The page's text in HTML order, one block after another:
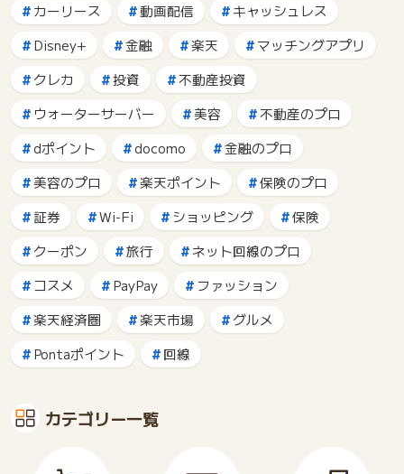
カーリース
動画配信
キャッシュレス
Disney+
金融 楽天
マッチングアプリ
クレカ
投資
不動産投資
ウォーターサーバー
美容
不動産のプロ
dポイント
docomo
金融のプロ
美容のプロ
楽天ポイント
保険のプロ
証券
Wi-Fi ショッピング
保険
クーポン
旅行
ネット回線のプロ
コスメ
PayPay
ファッション
楽天経済圏
楽天市場
グルメ
Pontaポイント
回線
カテゴリー一覧